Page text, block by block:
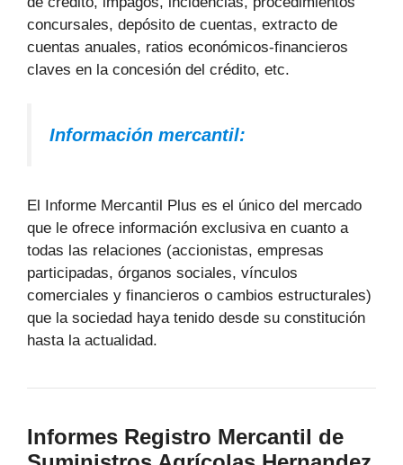
concursales, depósito de cuentas, extracto de
cuentas anuales, ratios económicos-financieros
claves en la concesión del crédito, etc.
Información mercantil:
El Informe Mercantil Plus es el único del mercado
que le ofrece información exclusiva en cuanto a
todas las relaciones (accionistas, empresas
participadas, órganos sociales, vínculos
comerciales y financieros o cambios estructurales)
que la sociedad haya tenido desde su constitución
hasta la actualidad.
Informes Registro Mercantil de